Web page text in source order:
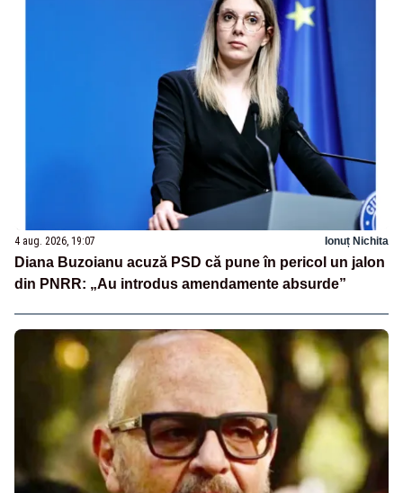
4 aug. 2026, 19:07 Ionuț Nichita
Diana Buzoianu acuză PSD că pune în pericol un jalon
din PNRR: „Au introdus amendamente absurde”